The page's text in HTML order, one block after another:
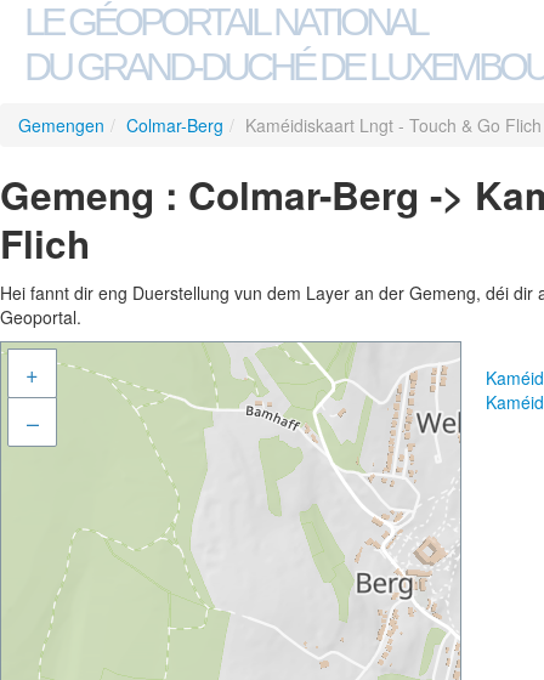
LE GÉOPORTAIL NATIONAL
DU GRAND-DUCHÉ DE
Gemengen / Colmar-Berg / Kaméidiskaart Lngt - Touch & Go Flich
Gemeng : Colmar-Berg ->
Flich
Hei fannt dir eng Duerstellung vun dem Layer an der Gemeng, déi
Geoportal.
+
–